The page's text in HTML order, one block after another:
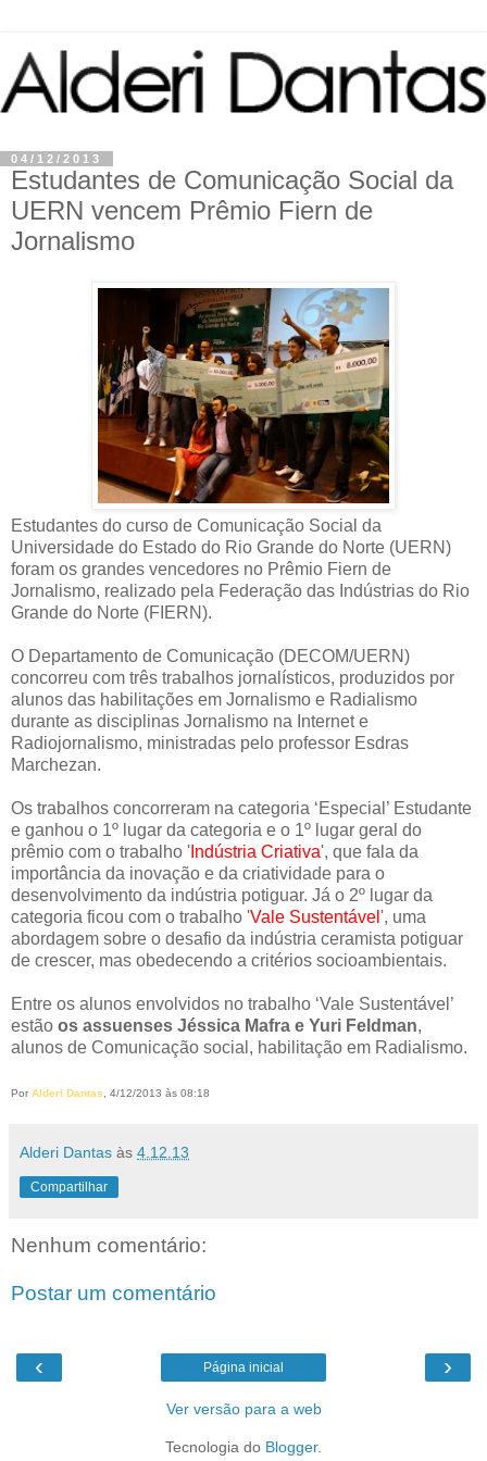
04/12/2013
Estudantes de Comunicação Social da
UERN vencem Prêmio Fiern de
Jornalismo
Estudantes do curso de Comunicação Social da
Universidade do Estado do Rio Grande do Norte (UERN)
foram os grandes vencedores no Prêmio Fiern de
Jornalismo, realizado pela Federação das Indústrias do Rio
Grande do Norte (FIERN).
O Departamento de Comunicação (DECOM/UERN)
concorreu com três trabalhos jornalísticos, produzidos por
alunos das habilitações em Jornalismo e Radialismo
durante as disciplinas Jornalismo na Internet e
Radiojornalismo, ministradas pelo professor Esdras
Marchezan.
Os trabalhos concorreram na categoria ‘Especial’ Estudante
e ganhou o 1º lugar da categoria e o 1º lugar geral do
prêmio com o trabalho ' Indústria Criativa', que fala da
importância da inovação e da criatividade para o
desenvolvimento da indústria potiguar. Já o 2º lugar da
categoria ficou com o trabalho 'Vale Sustentável ', uma
abordagem sobre o desafio da indústria ceramista potiguar
de crescer, mas obedecendo a critérios socioambientais.
Entre os alunos envolvidos no trabalho ‘Vale Sustentável’
estão os assuenses Jéssica Mafra e Yuri Feldman,
alunos de Comunicação social, habilitação em Radialismo.
Por Alderi Dantas, 4/12/2013 às 08:18
Alderi Dantas às 4.12.13
Compartilhar
Nenhum comentário:
Postar um comentário
‹ ›
Página inicial
Ver versão para a web
Tecnologia do Blogger.